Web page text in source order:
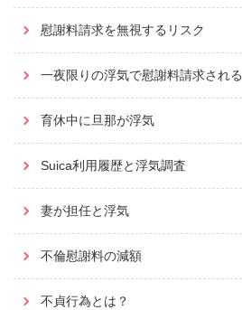
慰謝料請求を無視するリスク
一夜限りの浮気で慰謝料請求される
育休中に旦那が浮気
Suica利用履歴と浮気調査
妻が担任と浮気
不倫慰謝料の減額
不貞行為とは？